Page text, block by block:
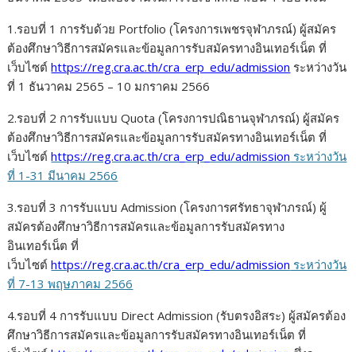
1.รอบที่ 1 การรับด้วย Portfolio (โครงการเพชรจุฬาภรณ์) ผู้สมัคร
ต้องศึกษาวิธีการสมัครและข้อมูลการรับสมัครทางอินเทอร์เน็ต ที่
เว็บไซต์https://reg.cra.ac.th/cra_erp_edu/admission ระหว่างวัน
ที่ 1 ธันวาคม 2565 – 10 มกราคม 2566
2.รอบที่ 2 การรับแบบ Quota (โครงการปณิธานจุฬาภรณ์) ผู้สมัคร
ต้องศึกษาวิธีการสมัครและข้อมูลการรับสมัครทางอินเทอร์เน็ต ที่
เว็บไซต์https://reg.cra.ac.th/cra_erp_edu/admission ระหว่างวัน
ที่ 1-31 มีนาคม 2566
3.รอบที่ 3 การรับแบบ Admission (โครงการศรัทธาจุฬาภรณ์) ผู้
สมัครต้องศึกษาวิธีการสมัครและข้อมูลการรับสมัครทาง
อินเทอร์เน็ต ที่
เว็บไซต์https://reg.cra.ac.th/cra_erp_edu/admission ระหว่างวัน
ที่ 7-13 พฤษภาคม 2566
4.รอบที่ 4 การรับแบบ Direct Admission (รับตรงอิสระ) ผู้สมัครต้อง
ศึกษาวิธีการสมัครและข้อมูลการรับสมัครทางอินเทอร์เน็ต ที่